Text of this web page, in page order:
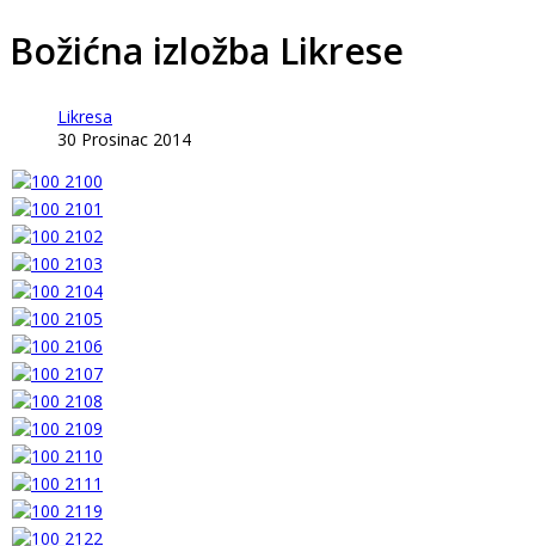
Božićna izložba Likrese
Likresa
30 Prosinac 2014